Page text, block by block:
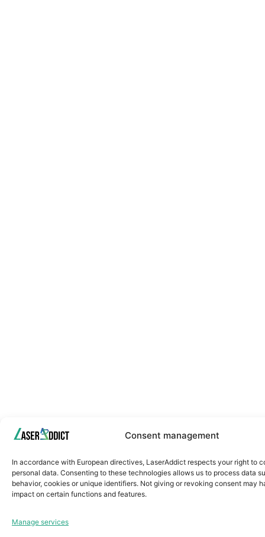
Consent management
In accordance with European directives, LaserAddict respects your right to
personal data. Consenting to these technologies allows us to process data
behavior, cookies or unique identifiers. Not giving or revoking consent may
impact on certain functions and features.
Manage services